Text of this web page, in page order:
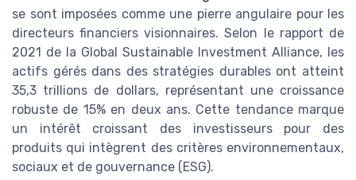
se sont imposées comme une pierre angulaire pour les
directeurs financiers visionnaires. Selon le rapport de
2021 de la Global Sustainable Investment Alliance, les
actifs gérés dans des stratégies durables ont atteint
35,3 trillions de dollars, représentant une croissance
robuste de 15% en deux ans. Cette tendance marque
un intérêt croissant des investisseurs pour des
produits qui intègrent des critères environnementaux,
sociaux et de gouvernance (ESG).